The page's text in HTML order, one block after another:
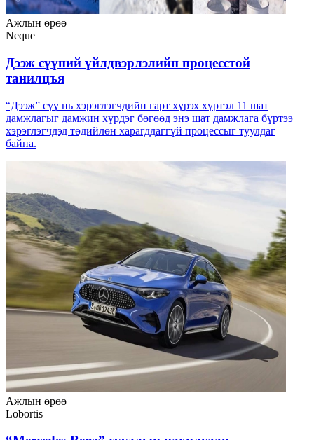
Ажлын өрөө
Neque
Дээж сүүний үйлдвэрлэлийн процесстой
танилцъя
“Дээж” сүү нь хэрэглэгчдийн гарт хүрэх хүртэл 11 шат
дамжлагыг дамжин хүрдэг бөгөөд энэ шат дамжлага бүртээ
хэрэглэгчдэд төдийлөн харагддаггүй процессыг туулдаг
байна.
Ажлын өрөө
Lobortis